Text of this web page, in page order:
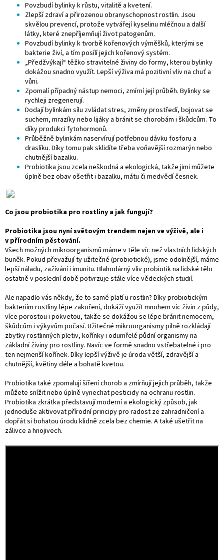
Povzbudí bylinky k růstu, vitalitě a kvetení.
Zlepší zdraví a přirozenou obranyschopnost rostlin. Jsou
skvělou prevencí, protože vytvářejí kyselinu mléčnou a další
látky, které znepříjemňují život patogenům.
Povzbudí bylinky k tvorbě kořenových výměšků, kterými se
bakterie živí, a tím posílí jejich kořenový systém.
„Předžvýkají“ těžko stravitelné živiny do formy, kterou bylinky
dokážou snadno využít. Lepší výživa má pozitivní vliv na chuť a
vůni.
Zpomalí případný nástup nemoci, zmírní její průběh. Bylinky se
rychleji zregenerují.
Dodají bylinkám sílu zvládat stres, změny prostředí, bojovat se
suchem, mrazíky nebo lijáky a bránit se chorobám i škůdcům. To
díky produkci fytohormonů.
Průběžně bylinkám naservírují potřebnou dávku fosforu a
draslíku. Díky tomu pak sklidíte třeba voňavější rozmarýn nebo
chutnější bazalku.
Probiotika jsou zcela neškodná a ekologická, takže jimi můžete
úplně bez obav ošetřit i bazalku, mátu či medvědí česnek.
Co jsou probiotika pro rostliny a jak fungují?
Probiotika jsou nyní světovým trendem nejen ve výživě, ale i
v přírodním pěstování.
Všech možných mikroorganismů máme v těle víc než vlastních lidských
buněk. Pokud převažují ty užitečné (probiotické), jsme odolnější, máme
lepší náladu, zažívání i imunitu. Blahodárný vliv probiotik na lidské tělo
ostatně v poslední době potvrzuje stále více vědeckých studií.
Ale napadlo vás někdy, že to samé platí u rostlin? Díky probiotickým
bakteriím rostliny lépe zakoření, dokáží využít mnohem víc živin z půdy,
více porostou i pokvetou, takže se dokážou se lépe bránit nemocem,
škůdcům i výkyvům počasí. Užitečné mikroorganismy pilně rozkládají
zbytky rostlinných pletiv, kořínky i odumřelé půdní organismy na
základní živiny pro rostliny. Navíc ve formě snadno vstřebatelné i pro
ten nejmenší kořínek. Díky lepší výživě je úroda větší, zdravější a
chutnější, květiny déle a bohatě kvetou.
Probiotika také zpomalují šíření chorob a zmírňují jejich průběh, takže
můžete snížit nebo úplně vynechat pesticidy na ochranu rostlin.
Probiotika zkrátka představují moderní a ekologický způsob, jak
jednoduše aktivovat přírodní principy pro radost ze zahradničení a
dopřát si bohatou úrodu klidně zcela bez chemie. A také ušetřit na
zálivce a hnojivech.